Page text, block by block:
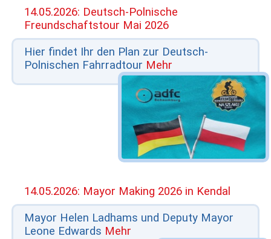
14.05.2026: Deutsch-Polnische
Freundschaftstour Mai 2026
Hier findet Ihr den Plan zur Deutsch-
Polnischen Fahrradtour Mehr
14.05.2026: Mayor Making 2026 in Kendal
Mayor Helen Ladhams und Deputy Mayor
Leone Edwards Mehr